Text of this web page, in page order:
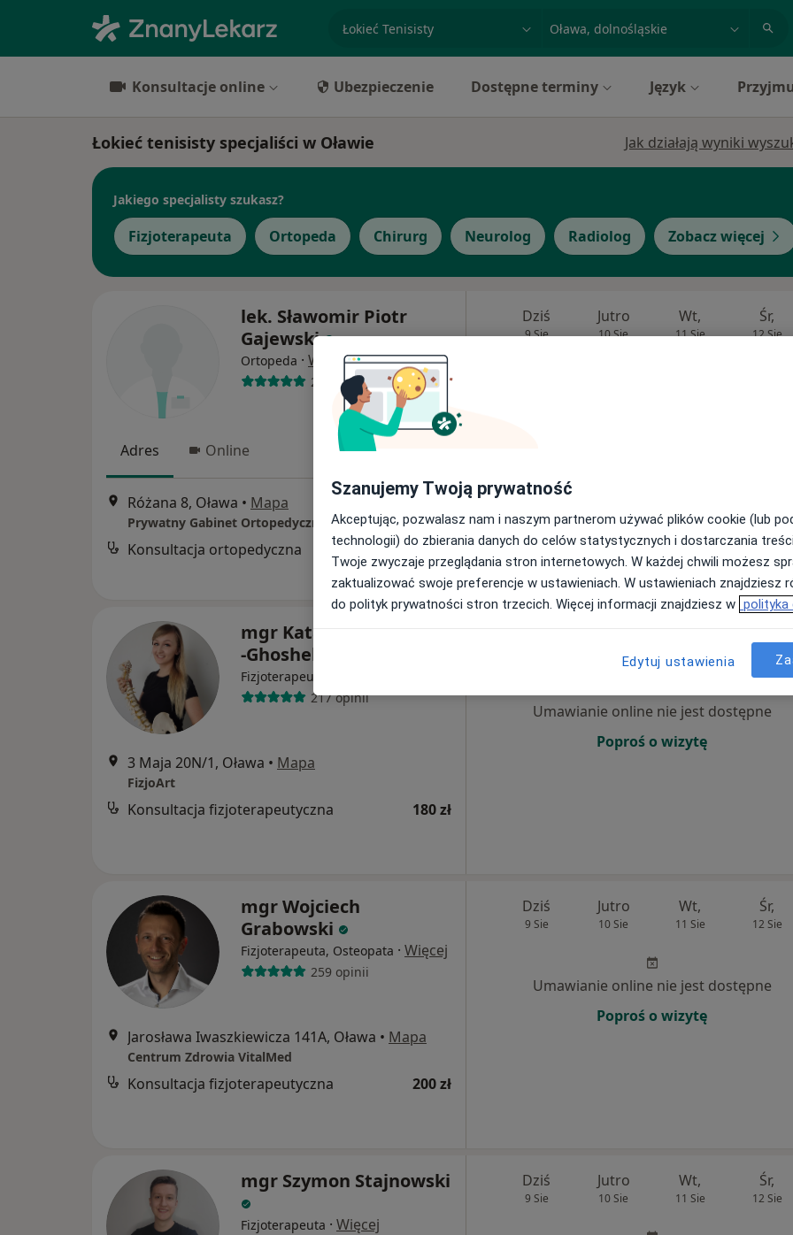
specjalizacja, badanie lub nazwiskomiasto lub dzielnica
Konsultacje online Ubezpieczenie Dostępne terminy Język
Łokieć tenisisty specjaliści w Oławie Jak działają wyniki
Jakiego specjalisty szukasz?
Fizjoterapeuta Ortopeda Chirurg Neurolog Radiolog Zobacz więcej
lek. Sławomir Piotr
Gajewski
Ortopeda · Więcej
280 opinii
Adres Online
Różana 8, Oława • Mapa
Prywatny Gabinet Ortopedyczny
Konsultacja ortopedyczna od 250 zł
Dziś
9 Sie
Jutro
10 Sie
Wt,
11 Sie
Śr,
12 Sie
mgr Katarzyna Wojnicz-
-Ghosheh
Fizjoterapeuta
217 opinii
3 Maja 20N/1, Oława • Mapa
FizjoArt
Konsultacja fizjoterapeutyczna 180 zł
Umawianie online nie jest dostępne
Poproś o wizytę
mgr Wojciech
Grabowski
Fizjoterapeuta, Osteopata · Więcej
259 opinii
Jarosława Iwaszkiewicza 141A, Oława • Mapa
Centrum Zdrowia VitalMed
Konsultacja fizjoterapeutyczna 200 zł
Dziś
9 Sie
Jutro
10 Sie
Wt,
11 Sie
Śr,
12 Sie
Umawianie online nie jest dostępne
Poproś o wizytę
mgr Szymon Stajnowski
Fizjoterapeuta · Więcej
Dziś
9 Sie
Jutro
10 Sie
Wt,
11 Sie
Śr,
12 Sie
Szanujemy Twoją prywatność
Akceptując, pozwalasz nam i naszym partnerom używać plików cookie (lub
technologii) do zbierania danych do celów statystycznych i dostarczania
Twoje zwyczaje przeglądania stron internetowych. W każdej chwili możesz
zaktualizować swoje preferencje w ustawieniach. W ustawieniach znajdziesz
do polityk prywatności stron trzecich. Więcej informacji znajdziesz w polityka
Edytuj ustawienia